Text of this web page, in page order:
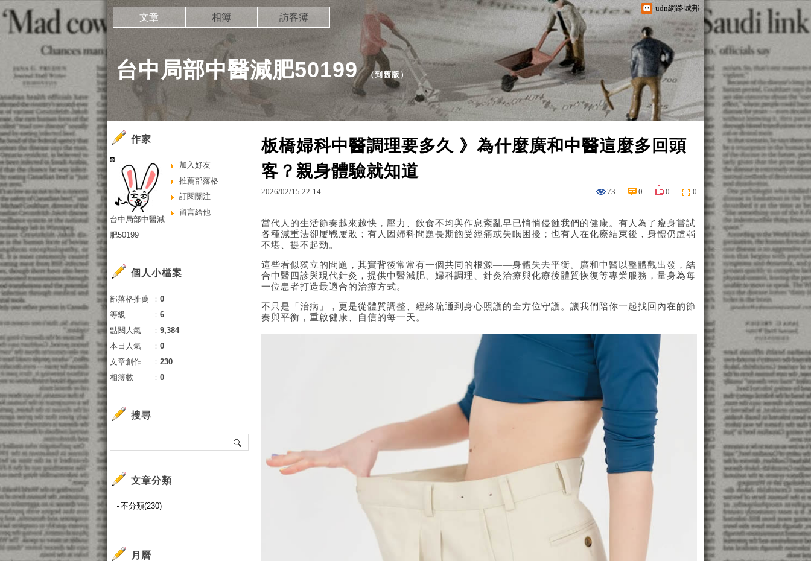
udn網路城邦
台中局部中醫減肥50199（到舊版 ）
文章 相簿 訪客簿
板橋婦科中醫調理要多久 》為什麼廣和中醫這麼多回頭
客？親身體驗就知道
2026/02/15 22:14 73 0 0 0
當代人的生活節奏越來越快，壓力、飲食不均與作息紊亂早已悄悄侵蝕我們的健康。有人為了瘦身嘗試
各種減重法卻屢戰屢敗；有人因婦科問題長期飽受經痛或失眠困擾；也有人在化療結束後，身體仍虛弱
不堪、提不起勁。
這些看似獨立的問題，其實背後常常有一個共同的根源——身體失去平衡。廣和中醫以整體觀出發，結
合中醫四診與現代針灸，提供中醫減肥、婦科調理、針灸治療與化療後體質恢復等專業服務，量身為每
一位患者打造最適合的治療方式。
不只是「治病」，更是從體質調整、經絡疏通到身心照護的全方位守護。讓我們陪你一起找回內在的節
奏與平衡，重啟健康、自信的每一天。
作家
加入好友
推薦部落格
訂閱關注
留言給他
台中局部中醫減
肥50199
個人小檔案
部落格推薦 ： 0
等級
： 6
點閱人氣
： 9,384
本日人氣
： 0
文章創作
： 230
相簿數
： 0
搜尋
文章分類
不分類(230)
月曆